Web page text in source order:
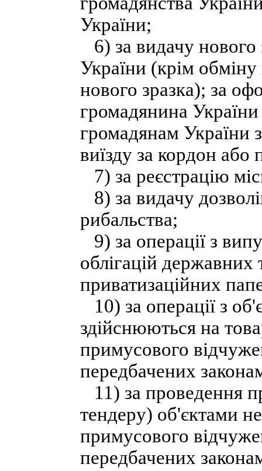
України;
6) за видачу нового
України (крім
нового зразка); за
громадянина
громадянам України
виїзду за кордон або
7) за реєстрацію
8) за видачу
рибальства;
9) за операції з
облігацій державних
приватизаційних
10) за операції з
здійснюються на
примусового
передбачених
11) за проведення
тендеру) об'єктами
примусового
передбачених